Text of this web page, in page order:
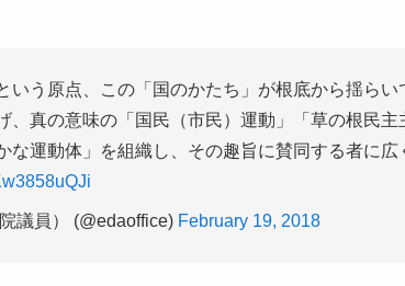
いう原点、この「国のかたち」が根底から揺ら
、真の意味の「国民（市民）運動」「草の根民主
な運動体」を組織し、その趣旨に賛同する者に
議員） (@edaoffice) February 19, 2018